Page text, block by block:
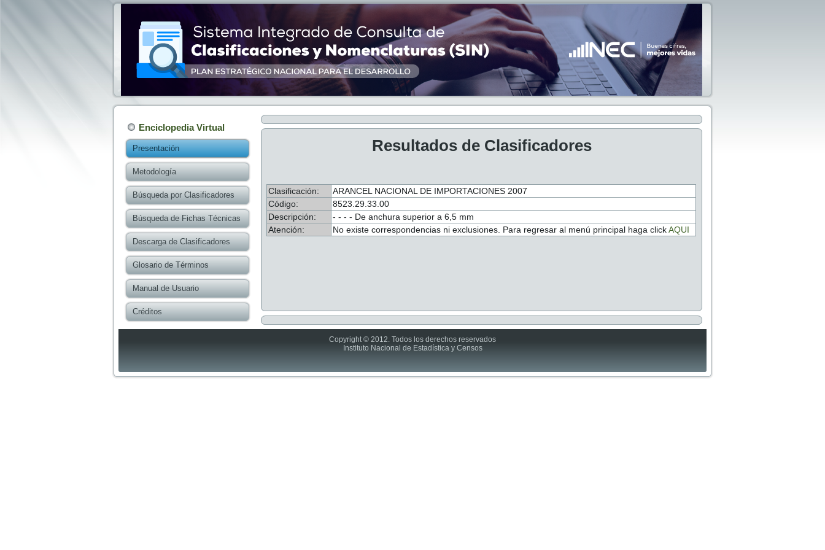
Enciclopedia Virtual
Presentación
Metodología
Búsqueda por Clasificadores
Búsqueda de Fichas Técnicas
Descarga de Clasificadores
Glosario de Términos
Manual de Usuario
Créditos
Resultados de Clasificadores
Clasificación:
ARANCEL NACIONAL DE IMPORTACIONES 2007
Código:
8523.29.33.00
Descripción:
- - - - De anchura superior a 6,5 mm
Atención:
No existe correspondencias ni exclusiones. Para regresar al menú principal haga clickAQUI
Copyright © 2012. Todos los derechos reservados
Instituto Nacional de Estadística y Censos